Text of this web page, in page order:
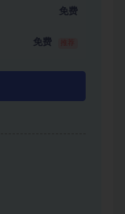
免费
免费